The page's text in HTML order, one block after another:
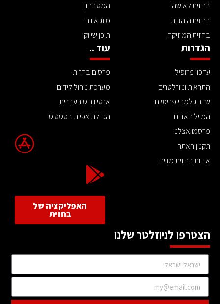
בחזית לאישה
בחזית היהדות
בחזית המוזיקה
המטבחון
מזג אוויר
תוכן שיווקי
הגדרות
עדכון פרופיל
התראות וניוזלטרים
שדרוג למנוי פרימיום
המייל האדום
פרסמו אצלנו
תקנון האתר
אודות בחזית מדיה
עוד ..
פרסום בחזית
מערכת ניהול לידים
אנטי וירוס בעברית
הגדלת צפיות בסטטוס
האפליקציה של
בחזית
הצטרפו לניוזלטר שלנו